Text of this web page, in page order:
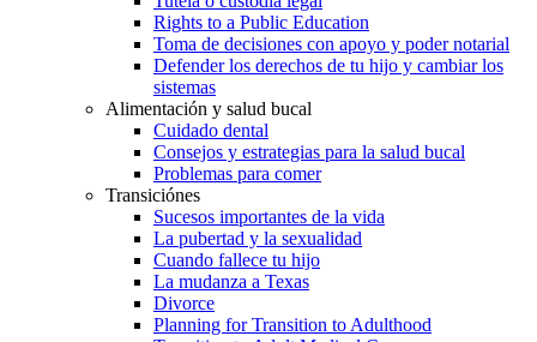
Rights to a Public Education
Toma de decisiones con apoyo y poder notarial
Defender los derechos de tu hijo y cambiar los
sistemas
Alimentación y salud bucal
Cuidado dental
Consejos y estrategias para la salud bucal
Problemas para comer
Transiciónes
Sucesos importantes de la vida
La pubertad y la sexualidad
Cuando fallece tu hijo
La mudanza a Texas
Divorce
Planning for Transition to Adulthood